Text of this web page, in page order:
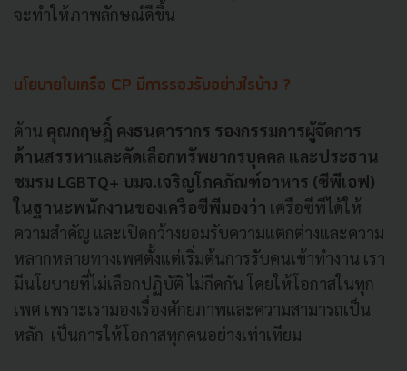
จะทำให้ภาพลักษณ์ดีขึ้น
นโยบายในเครือ CP มีการรองรับอย่างไรบ้าง ?
ด้าน คุณกฤษฎิ์ คงธนดารากร รองกรรมการผู้จัดการ
ด้านสรรหาและคัดเลือกทรัพยากรบุคคล และประธาน
ชมรม LGBTQ+ บมจ.เจริญโภคภัณฑ์อาหาร (ซีพีเอฟ)
ในฐานะพนักงานของเครือซีพีมองว่า เครือซีพีได้ให้
ความสำคัญ และเปิดกว้างยอมรับความแตกต่างและความ
หลากหลายทางเพศตั้งแต่เริ่มต้นการรับคนเข้าทำงาน เรา
มีนโยบายที่ไม่เลือกปฏิบัติ ไม่กีดกัน โดยให้โอกาสในทุก
เพศ เพราะเรามองเรื่องศักยภาพและความสามารถเป็น
หลัก เป็นการให้โอกาสทุกคนอย่างเท่าเทียม